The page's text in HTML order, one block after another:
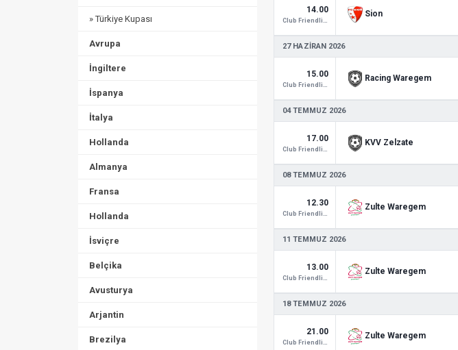
» Türkiye Kupası
Avrupa
İngiltere
İspanya
İtalya
Hollanda
Almanya
Fransa
Hollanda
İsviçre
Belçika
Avusturya
Arjantin
Brezilya
14.00 Sion
27 HAZIRAN 2026
15.00 Racing Waregem
04 TEMMUZ 2026
17.00 KVV Zelzate
08 TEMMUZ 2026
12.30 Zulte Waregem
11 TEMMUZ 2026
13.00 Zulte Waregem
18 TEMMUZ 2026
21.00 Zulte Waregem